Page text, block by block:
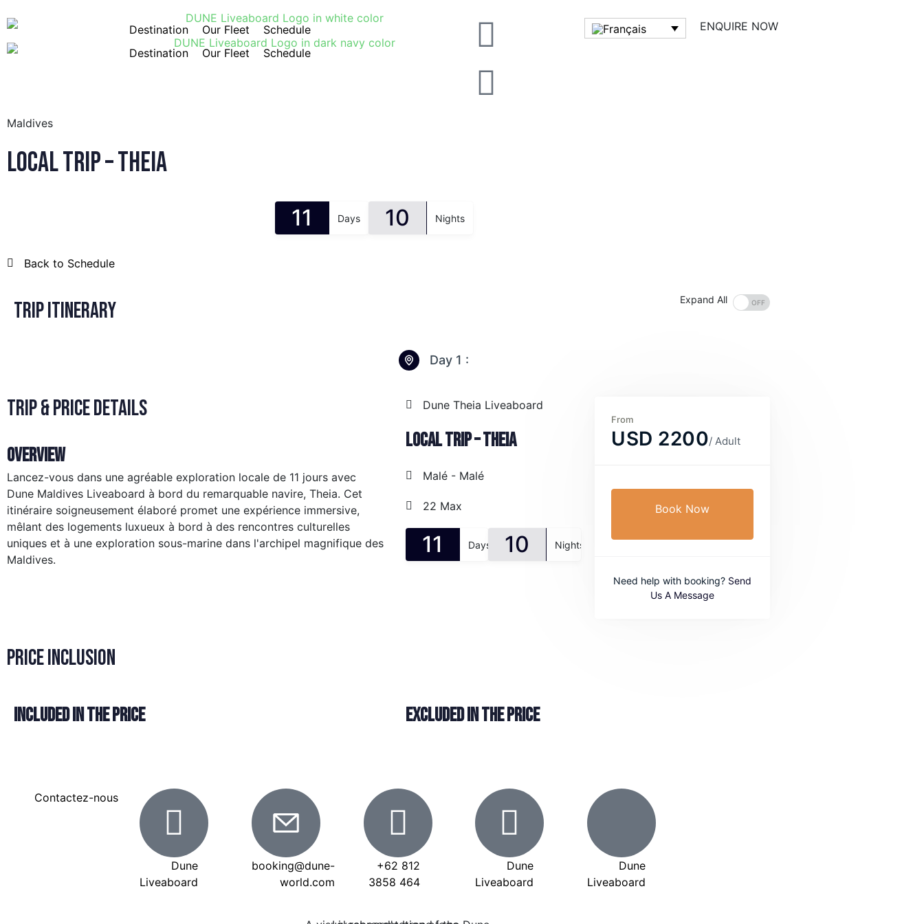
Destination Our Fleet
Schedule
Destination
Our Fleet Schedule
ENQUIRE NOW
Maldives
Local Trip – Theia
11 Days 10 Nights
Back to Schedule
Trip itinerary Expand All
Day 1 :
Trip & Price Details
Overview
Lancez-vous dans une agréable exploration locale de 11 jours avec
Dune Maldives Liveaboard à bord du remarquable navire, Theia. Cet
itinéraire soigneusement élaboré promet une expérience immersive,
mêlant des logements luxueux à bord à des rencontres culturelles
uniques et à une exploration sous-marine dans l'archipel magnifique des
Maldives.
Dune Theia Liveaboard
Local Trip – Theia
Malé - Malé
22 Max
11 Days 10 Nights
From
USD 2200/ Adult
Book Now
Need help with booking? Send
Us A Message
Price Inclusion
Included in the price Excluded in the price
Contactez-nous
Dune
Liveaboard
booking@dune-
world.com
+62 812
3858 464
Dune
Liveaboard
Dune
Liveaboard